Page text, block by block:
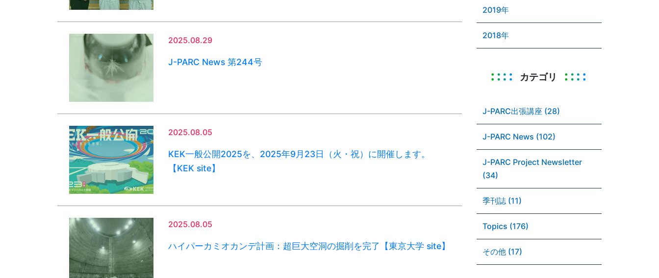
2025.08.29
J-PARC News 第244号
2025.08.05
KEK一般公開2025を、2025年9月23日（火・祝）に開催します。
【KEK site】
2025.08.05
ハイパーカミオカンデ計画：超巨大空洞の掘削を完了【東京大学 site】
2019年
2018年
カテゴリ
J-PARC出張講座 (28)
J-PARC News (102)
J-PARC Project Newsletter
(34)
季刊誌 (11)
Topics (176)
その他 (17)